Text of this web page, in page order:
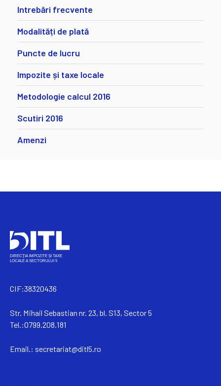
Intrebări frecvente
Modalități de plată
Puncte de lucru
Impozite și taxe locale
Metodologie calcul 2016
Scutiri 2016
Amenzi
CIF:38320436
Str. Mihail Sebastian nr. 23, bl. S13, Sector 5
Tel.:0799.208.181
Email.: secretariat@ditl5.ro